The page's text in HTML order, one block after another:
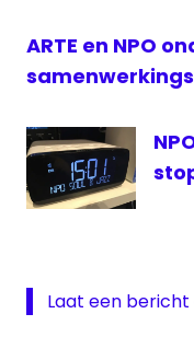
ARTE en NPO
Laat een